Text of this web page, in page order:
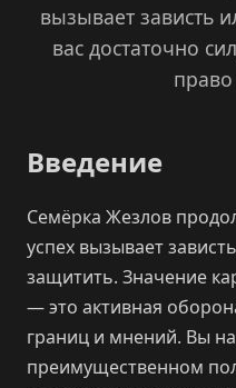
вызывает зависть
вас достаточно
право
Введение
Семёрка Жезлов
успех вызывает
защитить. Значение
— это активная
границ и мнений. Вы
преимущественном